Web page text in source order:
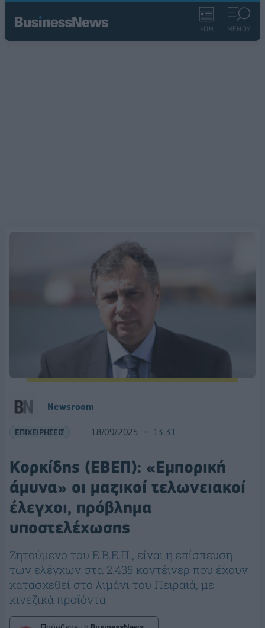
ΡΟΗ ΜΕΝΟΥ
Newsroom
ΕΠΙΧΕΙΡΗΣΕΙΣ 18/09/2025 13:31
Κορκίδης (ΕΒΕΠ): «Εμπορική
άμυνα» οι μαζικοί τελωνειακοί
έλεγχοι, πρόβλημα
υποστελέχωσης
Ζητούμενο του Ε.Β.Ε.Π., είναι η επίσπευση
των ελέγχων στα 2.435 κοντέινερ που έχουν
κατασχεθεί στο λιμάνι του Πειραιά, με
κινεζικά προϊόντα